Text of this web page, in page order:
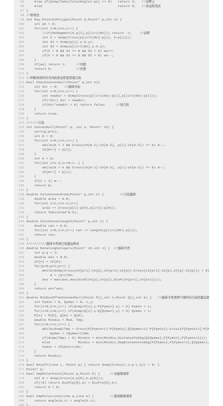
95
96
97
98
99
100
101
102
103
104
105
106
107
108
109
110
111
112
113
114
115
116
117
118
119
120
121
122
123
124
125
126
127
128
129
130
131
132
133
134
135
136
137
138
139
140
141
142
143
144
145
146
147
148
149
150
151
152
153
154
155
156
157
158
159
160
161
162
163
164
165
166
167
168
169
170
171
172
173
174
175
176
177
178
179
180
181
182
183
184
    else if(dcmp(fabs(TotalAngle)-pi) == 0)   return 2;   //边界上
    else                                      return 3;   //多边形顶点
}
//射线法
int Ray_PointInPolygon(Point A,Point* p,int n) {
    int wn = 0;
    for(int i=0;i<n;i++) {
        //if(OnSegment(A,p[i],p[(i+1)%n])) return -1;    //边界
        int k = dcmp(Cross(p[(i+1)%n]-p[i], A-p[i]));
        int d1 = dcmp(p[i].y-A.y);
        int d2 = dcmp(p[(i+1)%n].y-A.y);
        if(k > 0 && d1 <= 0 && d2 > 0) wn++;
        if(k < 0 && d2 <= 0 && d1 > 0) wn--;
    }
    if(wn) return 1;     //内部
    return 0;            //外部
}
//判断未知时针方向的多边形是否是凸包
bool CheckConvexHull(Point* p,int n){
    int dir = 0;   //旋转方向
    for(int i=0;i<n;i++) {
        int nowdir = dcmp(Cross(p[(i+1)%n]-p[i],p[(i+2)%n]-p[i]));
        if(!dir) dir = nowdir;
        if(dir*nowdir < 0) return false;     //非凸包
    }
    return true;
}
//////凸包
int ConvexHull(Point* p, int n, Point* ch) {
    sort(p,p+n);
    int m = 0;
    for(int i=0;i<n;i++) {
        while(m > 1 && Cross(ch[m-1]-ch[m-2], p[i]-ch[m-2]) <= 0) m--;
        ch[m++] = p[i];
    }
    int k = m;
    for(int i=n-2;i>=0;i--) {
        while(m > k && Cross(ch[m-1]-ch[m-2], p[i]-ch[m-2]) <= 0) m--;
        ch[m++] = p[i];
    }
    if(n > 1) m--;
    return m;
}
double CalcConvexArea(Point* p,int n) {        //凸包面积
    double area = 0.0;
    for(int i=1;i<n-1;i++)
        area += Cross(p[i]-p[0],p[i+1]-p[0]);
    return fabs(area*0.5);
}
double CalcConvexLength(Point* p,int n) {
    double Len = 0.0;
    for(int i=0;i<n;i++) Len += Length(p[(i+1)%n]-p[i]);
    return Len;
}
//////////旋转卡壳求凸包最远两点
double RotatingCalipers(Point* ch,int n) {  //旋转卡壳
    int p,q = 1;
    double ans = 0.0;
    ch[n] = ch[0];
    for(p=0;p<n;p++) {
        while(dcmp(Cross(ch[p+1]-ch[p],ch[q+1]-ch[p])-Cross(ch[p+1]-ch[p],ch[q]-ch[p])) > 0)
            q = (q+1)%n;
        ans = max(ans,max(DisP(ch[p],ch[q]),DisP(ch[p+1],ch[q+1])));
    }
    return ans*ans;
}
double MinDisOfTwoConvexHull(Point P[],int n,Point Q[],int m) {   //旋转卡壳求两个顺时针凸包的最近距离
    int Pymin = 0, Qymax = 0, i,j;
    for(i=0;i<n;i++) if(dcmp(P[i].y-P[Pymin].y) < 0) Pymin = i;
    for(i=0;i<m;i++) if(dcmp(Q[i].y-Q[Qymax].y) > 0) Qymax = i;
    P[n] = P[0], Q[m] = Q[0];
    double Mindis = Mod, Tmp;
    for(i=0;i<n;i++) {
while(dcmp(Tmp = Cross(P[Pymin+1]-P[Pymin],Q[Qymax+1]-P[Pymin])-Cross(P[Pymin+1]-
            Qymax = (Qymax+1)%m;
        if(dcmp(Tmp) < 0) Mindis = min(Mindis,DistanceToSeg(Q[Qymax],P[Pymin],P[Pymin+1]));
else              Mindis =
        Pymin = (Pymin+1)%n;
    }
    return Mindis;
}
bool OnLeft(Line L, Point p) { return dcmp(Cross(L.v,p-L.p)) > 0; }
Point* p;
bool CmpPolarPoint(Point a,Point b) {     //点极角排序
    int d = dcmp(Cross(a-p[0],b-p[0]));
    if(!d) return DisP(p[0],a) < DisP(p[0],b);
    return d > 0;
}
bool CmpPolarLine(Line a,Line b) {        //直线极角排序
    return angle(a.v) < angle(b.v);